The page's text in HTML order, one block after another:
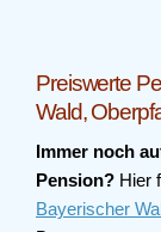
Preiswerte
Wald,
Immer noch
Pension? Hier
Bayerischer